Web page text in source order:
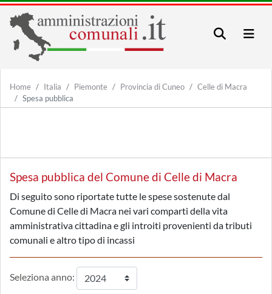
Home Italia Piemonte Provincia di Cuneo
Celle di Macra
Spesa pubblica
Spesa pubblica del Comune di Celle di Macra
Di seguito sono riportate tutte le spese sostenute dal
Comune di Celle di Macra nei vari comparti della vita
amministrativa cittadina e gli introiti provenienti da tributi
comunali e altro tipo di incassi
Seleziona anno: